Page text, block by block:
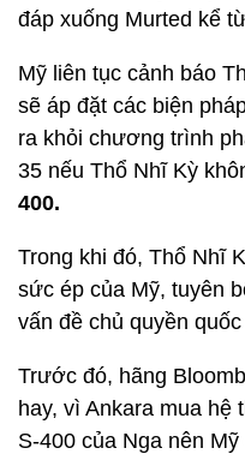
đáp xuống Murted kể
Mỹ liên tục cảnh báo
sẽ áp đặt các biện
ra khỏi chương trình
35 nếu Thổ Nhĩ Kỳ
400.
Trong khi đó, Thổ Nhĩ
sức ép của Mỹ, tuyên
vấn đề chủ quyền
Trước đó, hãng
hay, vì Ankara mua hệ
S-400 của Nga nên